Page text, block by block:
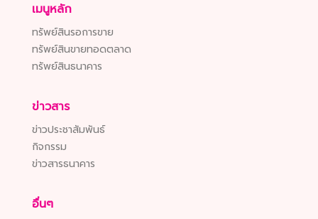
เมนูหลัก
ทรัพย์สินรอการขาย
ทรัพย์สินขายทอดตลาด
ทรัพย์สินธนาคาร
ข่าวสาร
ข่าวประชาสัมพันธ์
กิจกรรม
ข่าวสารธนาคาร
อื่นๆ